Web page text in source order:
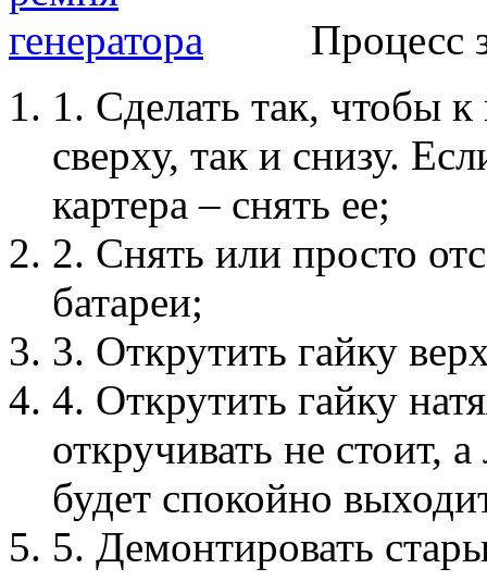
Процесс
1. Сделать так, чтобы
сверху, так и снизу.
картера – снять ее;
2. Снять или просто
батареи;
3. Открутить гайку
4. Открутить гайку
откручивать не стоит,
будет спокойно
5. Демонтировать